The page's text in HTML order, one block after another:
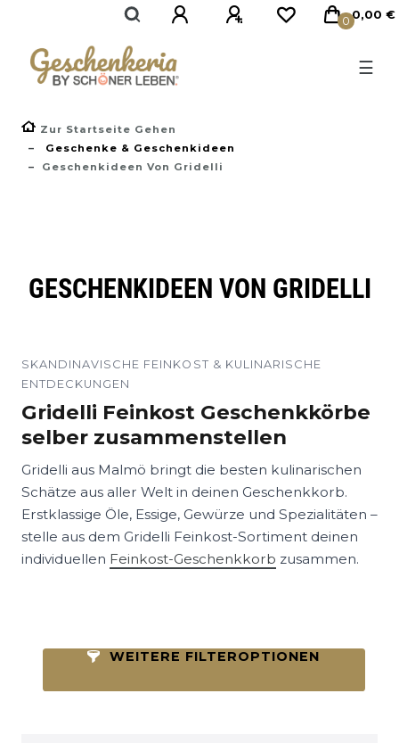
0 0,00 €
☰
Zur Startseite Gehen
Geschenke & Geschenkideen
Geschenkideen Von Gridelli
GESCHENKIDEEN VON GRIDELLI
SKANDINAVISCHE FEINKOST & KULINARISCHE
ENTDECKUNGEN
Gridelli Feinkost Geschenkkörbe
selber zusammenstellen
Gridelli aus Malmö bringt die besten kulinarischen
Schätze aus aller Welt in deinen Geschenkkorb.
Erstklassige Öle, Essige, Gewürze und Spezialitäten –
stelle aus dem Gridelli Feinkost-Sortiment deinen
individuellen Feinkost-Geschenkkorb zusammen.
WEITERE FILTEROPTIONEN